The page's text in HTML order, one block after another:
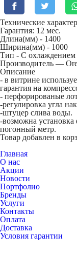
Технические
Гарантия: 12 мес.
Длина(мм) - 1400
Ширина(мм) - 1000
Тип - С охлаждением
Производитель —
Описание
- в витрине
гарантия на
- перфорированые
-регулировка угла
-штуцер слива воды.
-возможна установка
погонный метр.
Товар добавлен в
Главная
О нас
Акции
Новости
Портфолио
Бренды
Услуги
Контакты
Оплата
Доставка
Условия гарантии